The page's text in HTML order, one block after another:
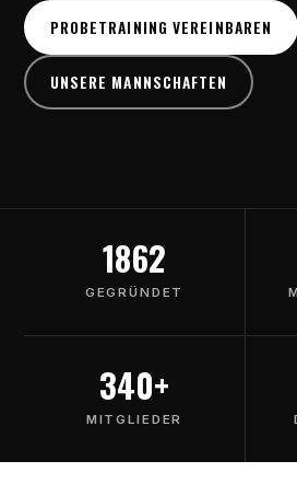
PROBETRAINING VEREINBAREN
UNSERE MANNSCHAFTEN
1862
GEGRÜNDET
340+
MITGLIEDER